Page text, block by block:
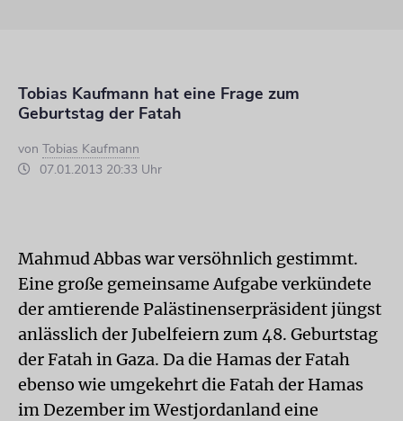
Tobias Kaufmann hat eine Frage zum
Geburtstag der Fatah
von Tobias Kaufmann
07.01.2013 20:33 Uhr
Mahmud Abbas war versöhnlich gestimmt.
Eine große gemeinsame Aufgabe verkündete
der amtierende Palästinenserpräsident jüngst
anlässlich der Jubelfeiern zum 48. Geburtstag
der Fatah in Gaza. Da die Hamas der Fatah
ebenso wie umgekehrt die Fatah der Hamas
im Dezember im Westjordanland eine